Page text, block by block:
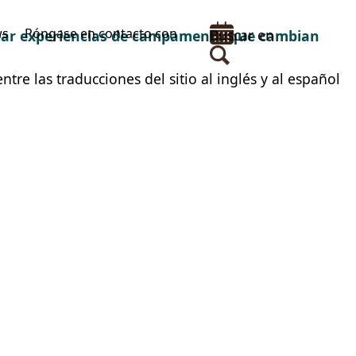
experiencias de campamento que cambian
Póngase en contacto con Buscar en
las traducciones del sitio al inglés y al español